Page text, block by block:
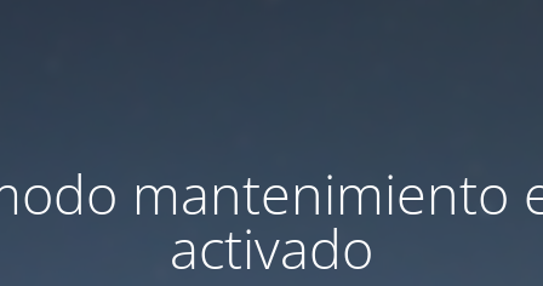
mantenimiento
activado